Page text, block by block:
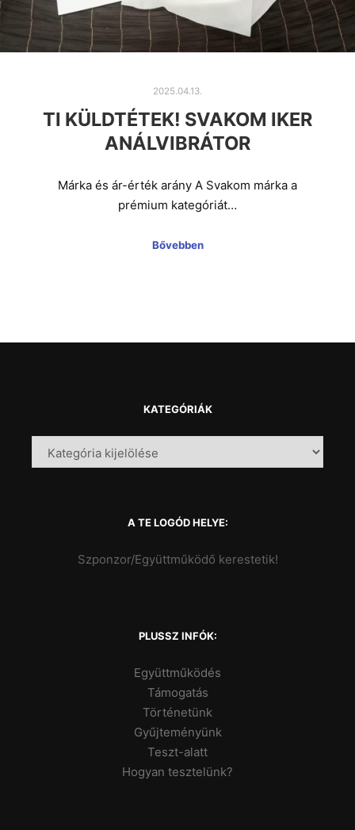
2025.04.13.
TI KÜLDTÉTEK! SVAKOM IKER
ANÁLVIBRÁTOR
Márka és ár-érték arány A Svakom márka a
prémium kategóriát…
Bővebben
KATEGÓRIÁK
A TE LOGÓD HELYE:
Szponzor/Együttműködő kerestetik!
PLUSSZ INFÓK:
Együttműködés
Támogatás
Történetünk
Gyűjteményünk
Teszt-alatt
Hogyan tesztelünk?